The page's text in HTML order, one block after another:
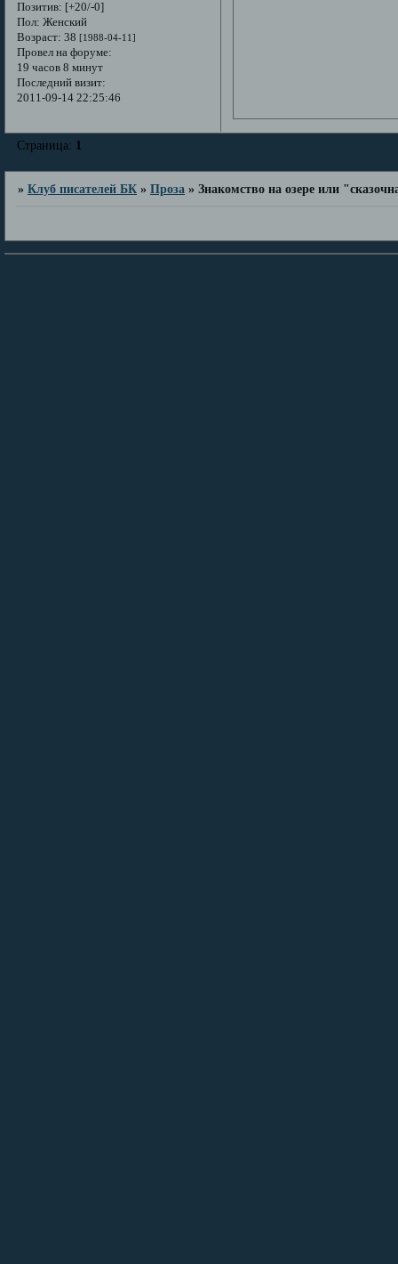
Позитив: [+20/-0]
Пол: Женский
Возраст: 38 [1988-04-11]
Провел на форуме:
19 часов 8 минут
Последний визит:
2011-09-14 22:25:46
Страница: 1
»Клуб писателей БК »Проза »Знакомство на озере или